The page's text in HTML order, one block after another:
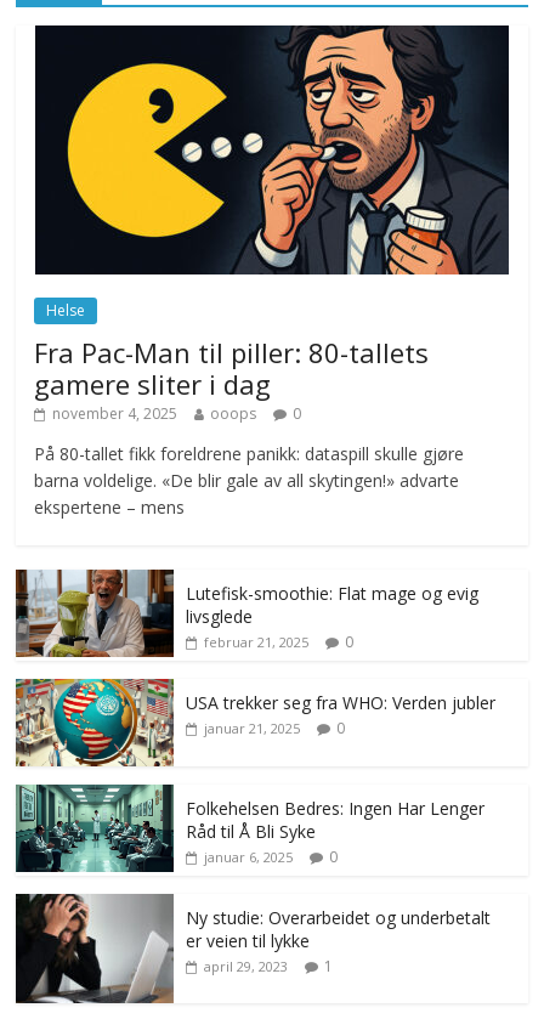
Drone stopper flytrafikken i Stockholm,
ekspert mistenker MDG
november 6, 2025 No Comments
Norge innfører nullvisjon for nedbør
juni 23, 2026 No Comments
Helse
Fra Pac-Man til piller: 80-tallets
gamere sliter i dag
november 4, 2025 ooops 0
På 80-tallet fikk foreldrene panikk: dataspill skulle gjøre
barna voldelige. «De blir gale av all skytingen!» advarte
ekspertene – mens
Lutefisk-smoothie: Flat mage og evig
livsglede
februar 21, 2025 0
USA trekker seg fra WHO: Verden jubler
januar 21, 2025 0
Folkehelsen Bedres: Ingen Har Lenger
Råd til Å Bli Syke
januar 6, 2025 0
Ny studie: Overarbeidet og underbetalt
er veien til lykke
april 29, 2023 1